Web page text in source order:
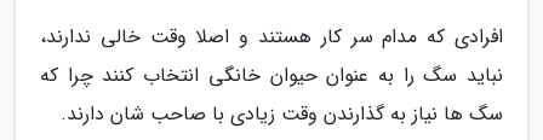
افرادی که مدام سر کار هستند و اصلا وقت خالی ندارند،
نباید سگ را به عنوان حیوان خانگی انتخاب کنند چرا که
سگ ها نیاز به گذارندن وقت زیادی با صاحب شان دارند.